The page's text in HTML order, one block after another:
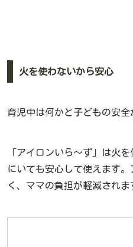
火を使わないから安心
育児中は何かと子どもの安全
「アイロンいら〜ず」は火
にいても安心して使えます
く、ママの負担が軽減されま